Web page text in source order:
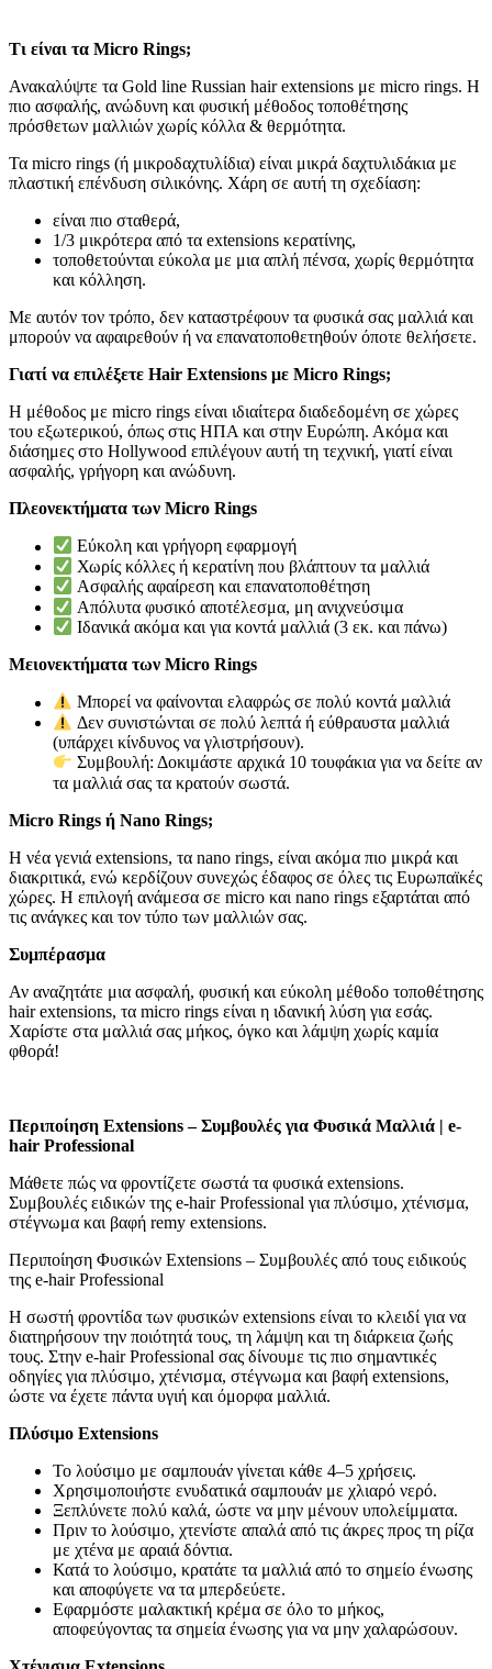
Τι είναι τα Micro Rings;
Ανακαλύψτε τα Gold line Russian hair extensions με micro rings. Η
πιο ασφαλής, ανώδυνη και φυσική μέθοδος τοποθέτησης
πρόσθετων μαλλιών χωρίς κόλλα & θερμότητα.
Τα micro rings (ή μικροδαχτυλίδια) είναι μικρά δαχτυλιδάκια με
πλαστική επένδυση σιλικόνης. Χάρη σε αυτή τη σχεδίαση:
είναι πιο σταθερά,
1/3 μικρότερα από τα extensions κερατίνης,
τοποθετούνται εύκολα με μια απλή πένσα, χωρίς θερμότητα
και κόλληση.
Με αυτόν τον τρόπο, δεν καταστρέφουν τα φυσικά σας μαλλιά και
μπορούν να αφαιρεθούν ή να επανατοποθετηθούν όποτε θελήσετε.
Γιατί να επιλέξετε Hair Extensions με Micro Rings;
Η μέθοδος με micro rings είναι ιδιαίτερα διαδεδομένη σε χώρες
του εξωτερικού, όπως στις ΗΠΑ και στην Ευρώπη. Ακόμα και
διάσημες στο Hollywood επιλέγουν αυτή τη τεχνική, γιατί είναι
ασφαλής, γρήγορη και ανώδυνη.
Πλεονεκτήματα των Micro Rings
Εύκολη και γρήγορη εφαρμογή
Χωρίς κόλλες ή κερατίνη που βλάπτουν τα μαλλιά
Ασφαλής αφαίρεση και επανατοποθέτηση
Απόλυτα φυσικό αποτέλεσμα, μη ανιχνεύσιμα
Ιδανικά ακόμα και για κοντά μαλλιά (3 εκ. και πάνω)
Μειονεκτήματα των Micro Rings
Μπορεί να φαίνονται ελαφρώς σε πολύ κοντά μαλλιά
Δεν συνιστώνται σε πολύ λεπτά ή εύθραυστα μαλλιά
(υπάρχει κίνδυνος να γλιστρήσουν).
Συμβουλή: Δοκιμάστε αρχικά 10 τουφάκια για να δείτε αν
τα μαλλιά σας τα κρατούν σωστά.
Micro Rings ή Nano Rings;
Η νέα γενιά extensions, τα nano rings, είναι ακόμα πιο μικρά και
διακριτικά, ενώ κερδίζουν συνεχώς έδαφος σε όλες τις Ευρωπαϊκές
χώρες. Η επιλογή ανάμεσα σε micro και nano rings εξαρτάται από
τις ανάγκες και τον τύπο των μαλλιών σας.
Συμπέρασμα
Αν αναζητάτε μια ασφαλή, φυσική και εύκολη μέθοδο τοποθέτησης
hair extensions, τα micro rings είναι η ιδανική λύση για εσάς.
Χαρίστε στα μαλλιά σας μήκος, όγκο και λάμψη χωρίς καμία
φθορά!
Περιποίηση Extensions – Συμβουλές για Φυσικά Μαλλιά | e-
hair Professional
Μάθετε πώς να φροντίζετε σωστά τα φυσικά extensions.
Συμβουλές ειδικών της e-hair Professional για πλύσιμο, χτένισμα,
στέγνωμα και βαφή remy extensions.
Περιποίηση Φυσικών Extensions – Συμβουλές από τους ειδικούς
της e-hair Professional
Η σωστή φροντίδα των φυσικών extensions είναι το κλειδί για να
διατηρήσουν την ποιότητά τους, τη λάμψη και τη διάρκεια ζωής
τους. Στην e-hair Professional σας δίνουμε τις πιο σημαντικές
οδηγίες για πλύσιμο, χτένισμα, στέγνωμα και βαφή extensions,
ώστε να έχετε πάντα υγιή και όμορφα μαλλιά.
Πλύσιμο Extensions
Το λούσιμο με σαμπουάν γίνεται κάθε 4–5 χρήσεις.
Χρησιμοποιήστε ενυδατικά σαμπουάν με χλιαρό νερό.
Ξεπλύνετε πολύ καλά, ώστε να μην μένουν υπολείμματα.
Πριν το λούσιμο, χτενίστε απαλά από τις άκρες προς τη ρίζα
με χτένα με αραιά δόντια.
Κατά το λούσιμο, κρατάτε τα μαλλιά από το σημείο ένωσης
και αποφύγετε να τα μπερδεύετε.
Εφαρμόστε μαλακτική κρέμα σε όλο το μήκος,
αποφεύγοντας τα σημεία ένωσης για να μην χαλαρώσουν.